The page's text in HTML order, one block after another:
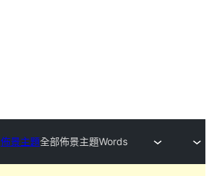
佈景主題全部佈景主題Words